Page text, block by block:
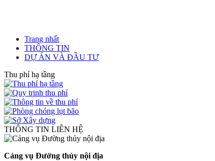
Trang nhất
THÔNG TIN
DỰ ÁN VÀ ĐẦU TƯ
Thu phí hạ tầng
THÔNG TIN LIÊN HỆ
Cảng vụ Đường thủy nội địa